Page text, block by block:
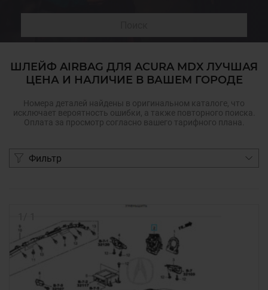
ШЛЕЙФ AIRBAG ДЛЯ ACURA MDX ЛУЧШАЯ
ЦЕНА И НАЛИЧИЕ В ВАШЕМ ГОРОДЕ
Номера деталей найдены в оригинальном каталоге, что
исключает вероятность ошибки, а также повторного поиска.
Оплата за просмотр согласно вашего тарифного плана.
Фильтр